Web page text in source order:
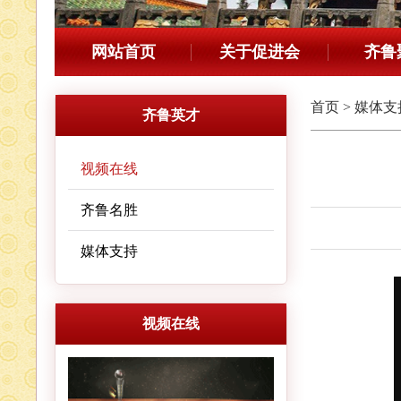
网站首页 关于促进会 齐鲁
齐鲁英才
视频在线
齐鲁名胜
媒体支持
视频在线
首页 >媒体支